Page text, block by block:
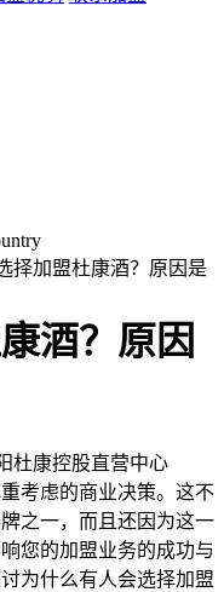
择加盟杜康酒？原因是
酒？原因
杜康控股直营中心
考虑的商业决策。这不
之一，而且还因为这一
您的加盟业务的成功与
为什么有人会选择加盟